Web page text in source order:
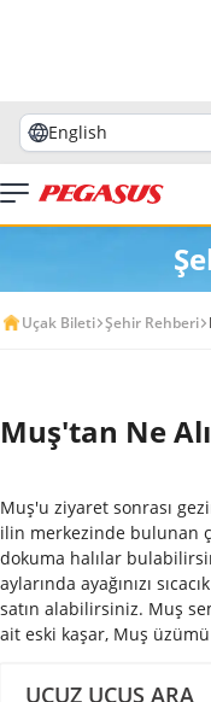
English
Uçak Bileti Şehir Rehberi
Muş'tan Ne
UCUZ UÇUŞ ARA
Muş'u ziyaret sonrası
ilin merkezinde bulunan
dokuma halılar
aylarında ayağınızı
satın alabilirsiniz. Muş
ait eski kaşar, Muş